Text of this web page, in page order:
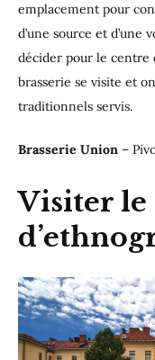
emplacement pour
d’une source et d’une
décider pour le centre
brasserie se visite et
traditionnels servis.
Brasserie Union –
Visiter le